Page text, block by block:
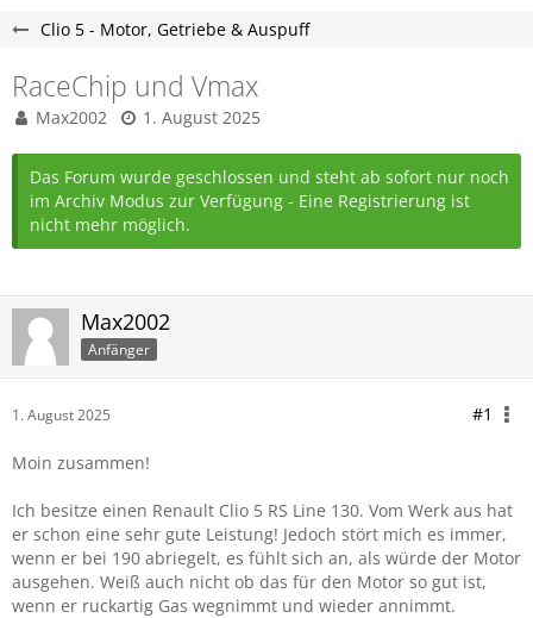
Clio 5 - Motor, Getriebe & Auspuff
RaceChip und Vmax
Max2002 1. August 2025
Das Forum wurde geschlossen und steht ab sofort nur noch
im Archiv Modus zur Verfügung - Eine Registrierung ist
nicht mehr möglich.
Max2002
Anfänger
1. August 2025 #1
Moin zusammen!
Ich besitze einen Renault Clio 5 RS Line 130. Vom Werk aus hat
er schon eine sehr gute Leistung! Jedoch stört mich es immer,
wenn er bei 190 abriegelt, es fühlt sich an, als würde der Motor
ausgehen. Weiß auch nicht ob das für den Motor so gut ist,
wenn er ruckartig Gas wegnimmt und wieder annimmt.